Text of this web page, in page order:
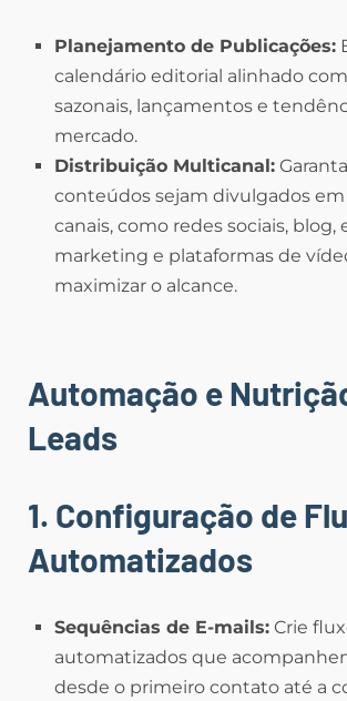
Planejamento de Publicações:
calendário editorial alinhado
sazonais, lançamentos e
mercado.
Distribuição Multicanal:
conteúdos sejam divulgados em
canais, como redes sociais, blog,
marketing e plataformas de
maximizar o alcance.
Automação e
Leads
1. Configuração de
Automatizados
Sequências de E-mails: Crie
automatizados que
desde o primeiro contato até a